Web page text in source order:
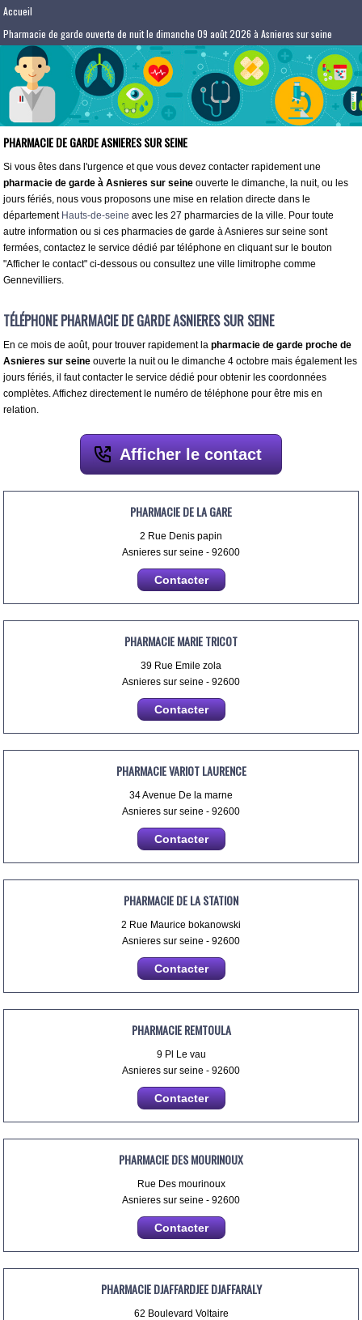
Accueil
Pharmacie de garde ouverte de nuit le dimanche 09 août 2026 à Asnieres sur seine
PHARMACIE DE GARDE ASNIERES SUR SEINE
Si vous êtes dans l'urgence et que vous devez contacter rapidement une
pharmacie de garde à Asnieres sur seine ouverte le dimanche, la nuit, ou les
jours fériés, nous vous proposons une mise en relation directe dans le
département Hauts-de-seine avec les 27 pharmarcies de la ville. Pour toute
autre information ou si ces pharmacies de garde à Asnieres sur seine sont
fermées, contactez le service dédié par téléphone en cliquant sur le bouton
"Afficher le contact" ci-dessous ou consultez une ville limitrophe comme
Gennevilliers.
TÉLÉPHONE PHARMACIE DE GARDE ASNIERES SUR SEINE
En ce mois de août, pour trouver rapidement lapharmacie de garde proche de
Asnieres sur seine ouverte la nuit ou le dimanche 4 octobre mais également les
jours fériés, il faut contacter le service dédié pour obtenir les coordonnées
complètes. Affichez directement le numéro de téléphone pour être mis en
relation.
Afficher le contact
PHARMACIE DE LA GARE
2 Rue Denis papin
Asnieres sur seine - 92600
Contacter
PHARMACIE MARIE TRICOT
39 Rue Emile zola
Asnieres sur seine - 92600
Contacter
PHARMACIE VARIOT LAURENCE
34 Avenue De la marne
Asnieres sur seine - 92600
Contacter
PHARMACIE DE LA STATION
2 Rue Maurice bokanowski
Asnieres sur seine - 92600
Contacter
PHARMACIE REMTOULA
9 Pl Le vau
Asnieres sur seine - 92600
Contacter
PHARMACIE DES MOURINOUX
Rue Des mourinoux
Asnieres sur seine - 92600
Contacter
PHARMACIE DJAFFARDJEE DJAFFARALY
62 Boulevard Voltaire